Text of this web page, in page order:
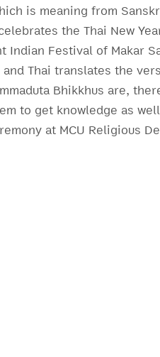
is meaning from
the Thai New
Indian Festival of Makar
Thai translates the
Bhikkhus are,
to get knowledge as
at MCU Religious